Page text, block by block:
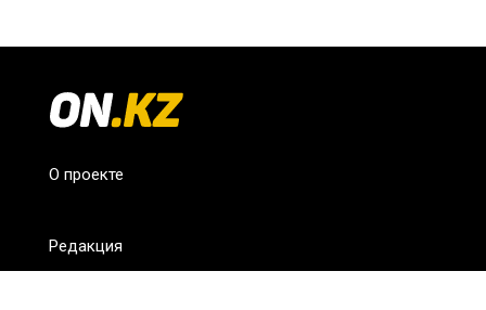
О проекте
Редакция